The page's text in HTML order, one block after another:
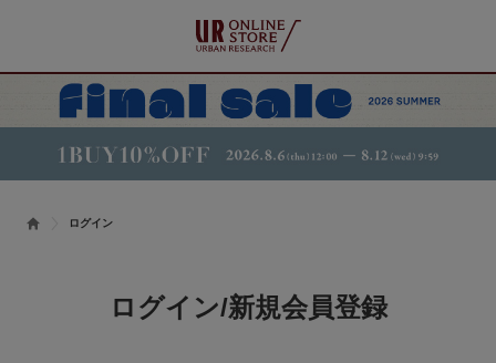
ログイン
ログイン/新規会員登録